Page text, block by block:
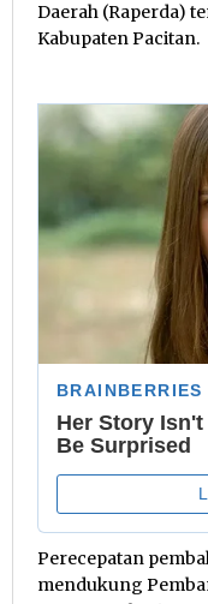
Daerah (Raperda)
Kabupaten Pacitan.
Perecepatan
mendukung